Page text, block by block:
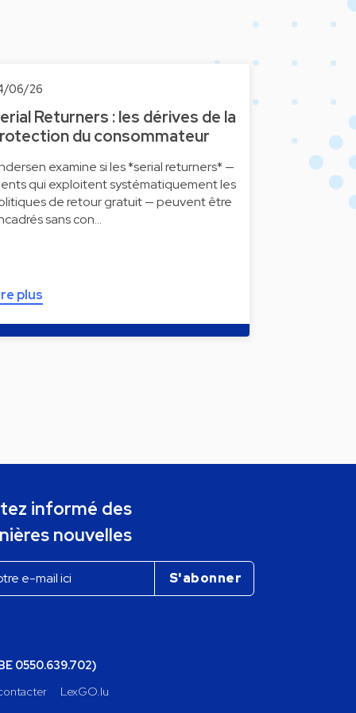
06/26
Returners : les dérives de la
du consommateur
examine si les *serial returners* —
qui exploitent systématiquement les
de retour gratuit — peuvent être
sans con…
plus
informé des
nouvelles
0550.639.702)
LexGO.lu